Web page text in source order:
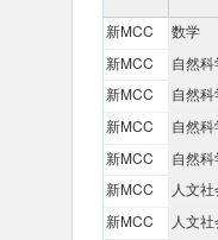
新MCC
新MCC
新MCC
新MCC
新MCC
新MCC
新MCC
数学
自然科
自然科
自然科
自然科
人文
人文